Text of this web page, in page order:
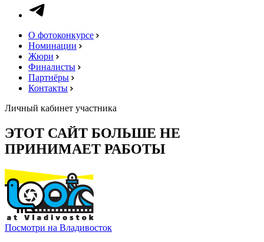
О фотоконкурсе
Номинации
Жюри
Финалисты
Партнёры
Контакты
Личный кабинет участника
ЭТОТ САЙТ БОЛЬШЕ НЕ
ПРИНИМАЕТ РАБОТЫ
Посмотри на Владивосток